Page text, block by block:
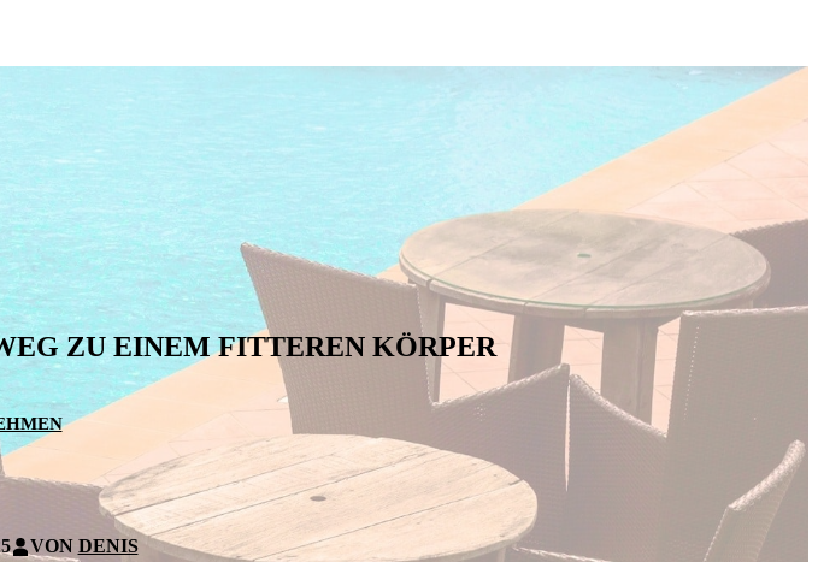
ZU EINEM FITTEREN KÖRPER
VON DENIS